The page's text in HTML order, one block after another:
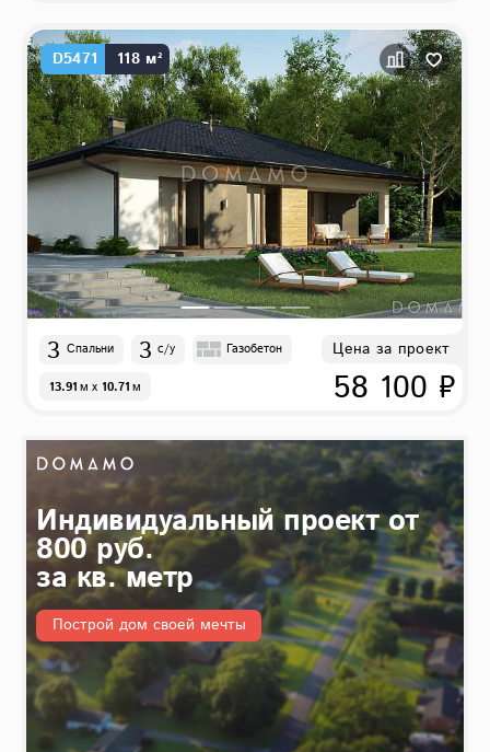
D5471 118 м²
3 Спальни 3 с/у Газобетон
13.91м x 10.71м
Цена за проект
58 100 ₽
Индивидуальный проект от
800 руб.
за кв. метр
Построй дом своей мечты